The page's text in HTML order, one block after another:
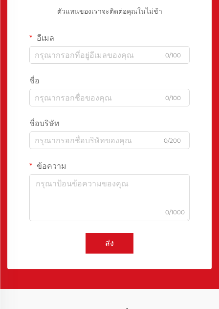
ตัวแทนของเราจะติดต่อคุณในไม่ช้า
อีเมล
0/100
ชื่อ
0/100
ชื่อบริษัท
0/200
ข้อความ
0/1000
ส่ง